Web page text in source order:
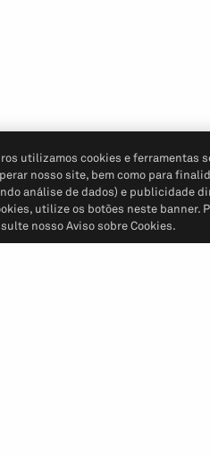
utilizamos cookies e ferramentas
nosso site, bem como para
análise de dados) e publicidade
utilize os botões neste banner.
nosso Aviso sobre Cookies.